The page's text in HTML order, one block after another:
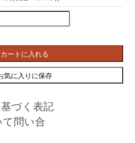
カートに入れる
気に入りに保存
づく表記
問い合